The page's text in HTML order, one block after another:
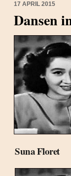
17 APRIL 2015
Dansen
Suna Floret